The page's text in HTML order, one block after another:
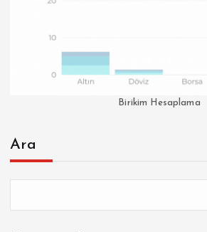
Birikim Hesaplama
Ara